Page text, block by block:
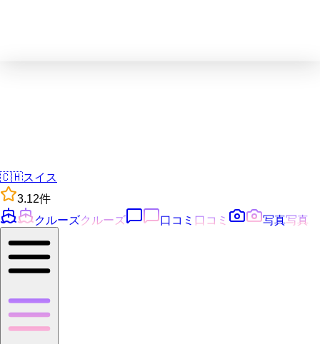
🇨🇭スイス
3.12件
クルーズクルーズ 口コミ 口コミ 写真写真